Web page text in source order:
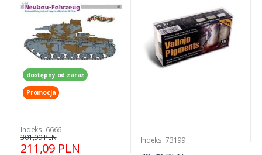
dostępny od zaraz
Promocja
Indeks: 6666
211,09 PLN
301,99 PLN Indeks: 73199